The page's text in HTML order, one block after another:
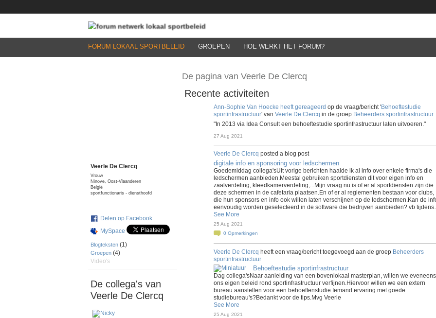
FORUM LOKAAL SPORTBELEID GROEPEN HOE WERKT HET FORUM?
Veerle De Clercq
Vrouw
Ninove, Oost-Vlaanderen
België
sportfunctionaris - diensthoofd
Delen op Facebook
MySpace
Blogteksten (1)
Groepen (4)
Video's
De collega's van
Veerle De Clercq
De pagina van Veerle De Clercq
Recente activiteiten
Ann-Sophie Van Hoecke heeft gereageerd op de vraag/bericht 'Behoeftestudie
sportinfrastructuur' van Veerle De Clercq in de groep Beheerders sportinfrastructuur
"In 2013 via Idea Consult een behoeftestudie sportinfrastructuur laten uitvoeren."
27 Aug 2021
Veerle De Clercq posted a blog post
digitale info en sponsoring voor ledschermen
Goedemiddag collega'sUit vorige berichten haalde ik al info over enkele firma's die
ledschermen aanbieden.Meestal gebruiken sportdiensten dit voor eigen info en
zaalverdeling, kleedkamerverdeling,...Mijn vraag nu is of er al sportdiensten zijn die
deze schermen in de cafetaria plaatsen.En of er al reglementen bestaan voor clubs,
die hun sponsors en info ook willen laten verschijnen op de ledschermen.Kan de
eenvoudig worden geselecteerd in de software die bedrijven aanbieden? vb tijdens…
See More
25 Aug 2021
0 Opmerkingen
Veerle De Clercq heeft een vraag/bericht toegevoegd aan de groep Beheerders
sportinfrastructuur
Behoeftestudie sportinfrastructuur
Dag collega'sNaar aanleiding van een bovenlokaal masterplan, willen we eveneens
ons eigen beleid rond sportinfrastructuur verfijnen.Hiervoor willen we een extern
bureau aanstellen voor een behoeftenstudie.Iemand ervaring met goede
studiebureau's?Bedankt voor de tips.Mvg Veerle
See More
25 Aug 2021